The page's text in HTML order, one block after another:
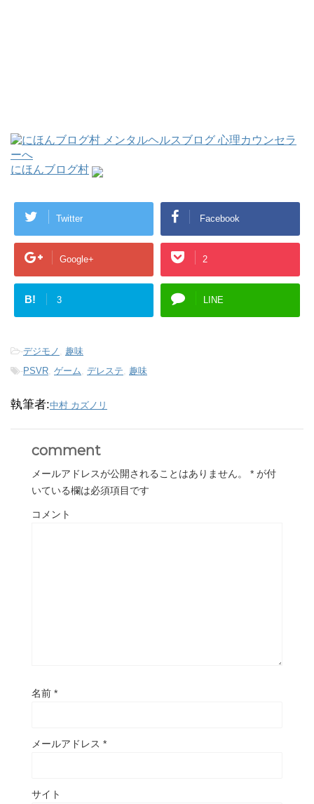
にほんブログ村
Twitter Facebook
Google+ 2
B! 3 LINE
-デジモノ
趣味
-PSVR ゲーム デレステ 趣味
執筆者:中村 カズノリ
comment
メールアドレスが公開されることはありません。 * が付
いている欄は必須項目です
コメント
名前 *
メールアドレス *
サイト